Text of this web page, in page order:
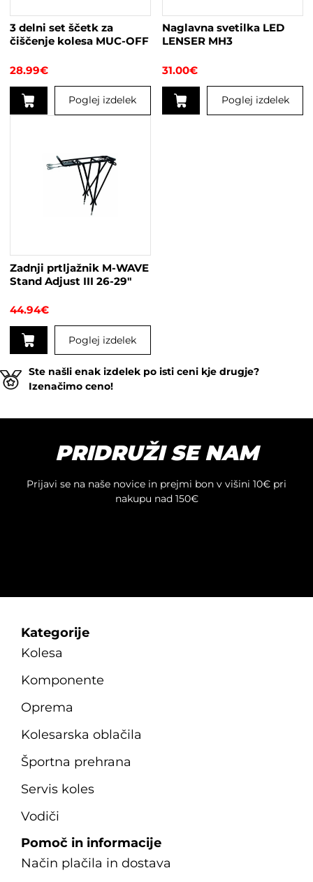
3 delni set ščetk za
čiščenje kolesa MUC-OFF
28.99€
Poglej izdelek
Naglavna svetilka LED
LENSER MH3
31.00€
Poglej izdelek
Zadnji prtljažnik M-WAVE
Stand Adjust III 26-29″
44.94€
Poglej izdelek
Ste našli enak izdelek po isti ceni kje drugje?
Izenačimo ceno!
PRIDRUŽI SE NAM
Prijavi se na naše novice in prejmi bon v višini 10€ pri
nakupu nad 150€
Kategorije
Kolesa
Komponente
Oprema
Kolesarska oblačila
Športna prehrana
Servis koles
Vodiči
Pomoč in informacije
Način plačila in dostava